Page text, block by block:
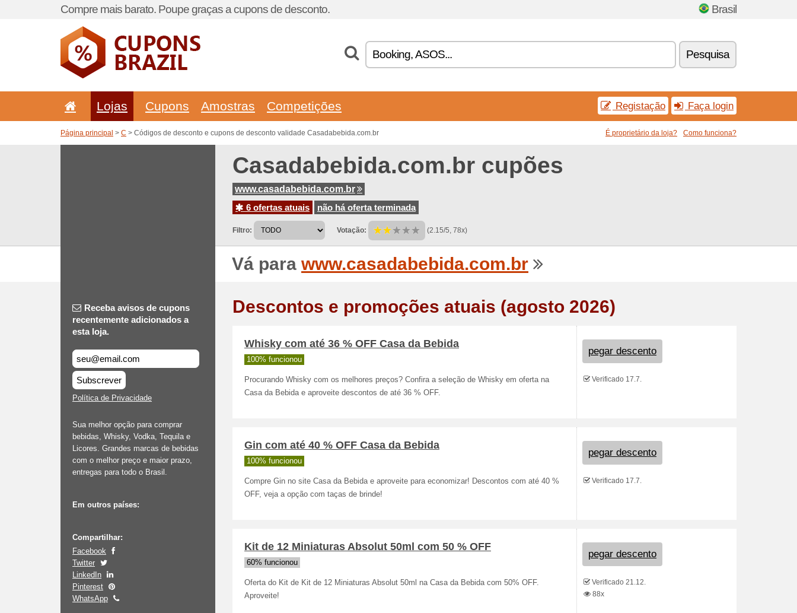
Compre mais barato. Poupe graças a cupons de desconto. Brasil
Pesquisa
Lojas Cupons Amostras Competições Registação Faça login
Página principal > C > Códigos de desconto e cupons de desconto validade Casadabebida.com.br É proprietário da loja? Como funciona?
Casadabebida.com.br cupões
www.casadabebida.com.br
6 ofertas atuais
não há oferta terminada
Filtro: Votação: (2.15/5, 78x)
Vá para www.casadabebida.com.br
Receba avisos de cupons
recentemente adicionados a
esta loja.
Subscrever
Política de Privacidade
Sua melhor opção para comprar
bebidas, Whisky, Vodka, Tequila e
Licores. Grandes marcas de bebidas
com o melhor preço e maior prazo,
entregas para todo o Brasil.
Em outros países:
Compartilhar:
Facebook
Twitter
LinkedIn
Pinterest
WhatsApp
Descontos e promoções atuais (agosto 2026)
Whisky com até 36 % OFF Casa da Bebida
100% funcionou
Procurando Whisky com os melhores preços? Confira a seleção de Whisky em oferta na
Casa da Bebida e aproveite descontos de até 36 % OFF.
pegar descento
Verificado 17.7.
Gin com até 40 % OFF Casa da Bebida
100% funcionou
Compre Gin no site Casa da Bebida e aproveite para economizar! Descontos com até 40 %
OFF, veja a opção com taças de brinde!
pegar descento
Verificado 17.7.
Kit de 12 Miniaturas Absolut 50ml com 50 % OFF
60% funcionou
Oferta do Kit de Kit de 12 Miniaturas Absolut 50ml na Casa da Bebida com 50% OFF.
Aproveite!
pegar descento
Verificado 21.12.
88x